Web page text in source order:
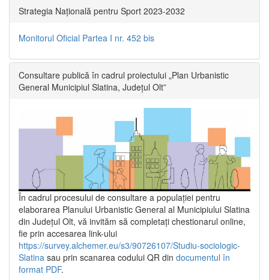
Strategia Națională pentru Sport 2023-2032
Monitorul Oficial Partea I nr. 452 bis
Consultare publică în cadrul proiectului „Plan Urbanistic
General Municipiul Slatina, Județul Olt”
În cadrul procesului de consultare a populaţiei pentru
elaborarea Planului Urbanistic General al Municipiului Slatina
din Județul Olt, vă invităm să completați chestionarul online,
fie prin accesarea link-ului
https://survey.alchemer.eu/s3/90726107/Studiu-sociologic-
Slatina sau prin scanarea codului QR din documentul în
format PDF.